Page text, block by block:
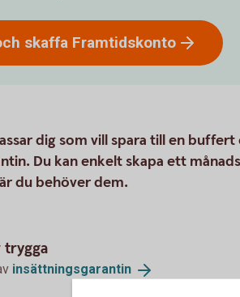
skaffa Framtidskonto
dig som vill spara till en
Du kan enkelt skapa ett
du behöver dem.
trygga
insättningsgarantin